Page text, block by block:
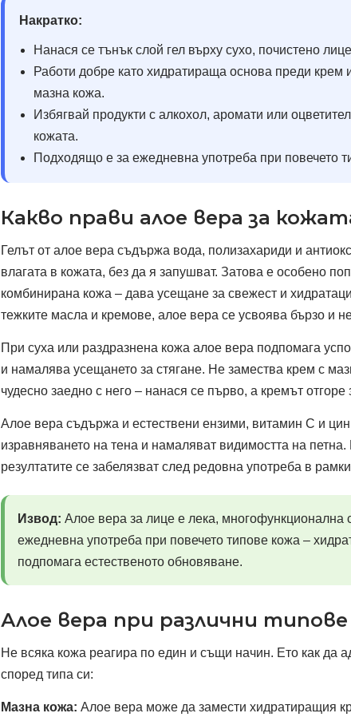
Накратко:
Нанася се тънък слой гел върху сухо, почистено
Работи добре като хидратираща основа преди крем
мазна кожа.
Избягвай продукти с алкохол, аромати или
кожата.
Подходящо е за ежедневна употреба при повечето
Какво прави алое вера за
Гелът от алое вера съдържа вода, полизахариди и
влагата в кожата, без да я запушват. Затова е особено
комбинирана кожа – дава усещане за свежест и
тежките масла и кремове, алое вера се усвоява бързо и
При суха или раздразнена кожа алое вера подпомага
и намалява усещането за стягане. Не замества крем с
чудесно заедно с него – нанася се първо, а кремът отгоре
Алое вера съдържа и естествени ензими, витамин С и
изравняването на тена и намаляват видимостта на
резултатите се забелязват след редовна употреба в
Извод: Алое вера за лице е лека, многофункционална
ежедневна употреба при повечето типове кожа –
подпомага естественото обновяване.
Алое вера при различни
Не всяка кожа реагира по един и същи начин. Ето как да
според типа си:
Мазна кожа: Алое вера може да замести хидратиращия